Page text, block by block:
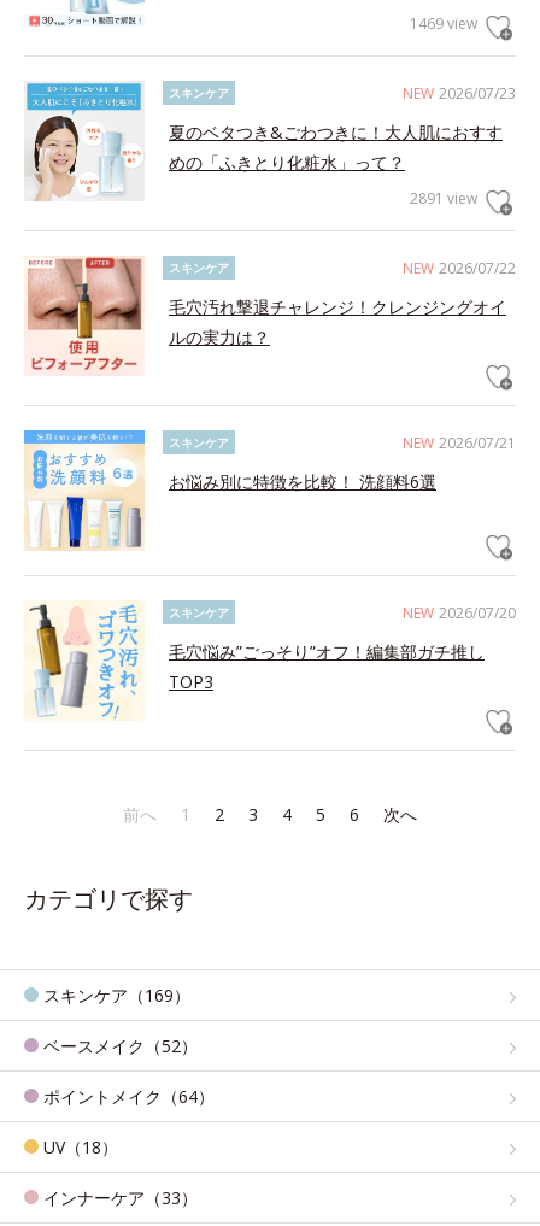
1469 view
NEW 2026/07/23
スキンケア
夏のベタつき&ごわつきに！大人肌におすす
めの「ふきとり化粧水」って？
2891 view
NEW 2026/07/22
スキンケア
毛穴汚れ撃退チャレンジ！クレンジングオイ
ルの実力は？
NEW 2026/07/21
スキンケア
お悩み別に特徴を比較！ 洗顔料6選
NEW 2026/07/20
スキンケア
毛穴悩み”ごっそり”オフ！編集部ガチ推し
TOP3
前へ 1 2 3 4 5 6 次へ
カテゴリで探す
スキンケア（169）
ベースメイク（52）
ポイントメイク（64）
UV（18）
インナーケア（33）